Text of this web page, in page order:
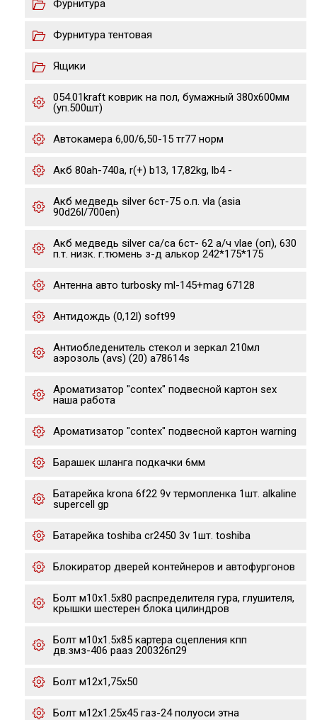
Фурнитура
Фурнитура тентовая
Ящики
054.01kraft коврик на пол, бумажный 380х600мм
(уп.500шт)
Автокамера 6,00/6,50-15 тr77 норм
Акб 80ah-740a, r(+) b13, 17,82kg, lb4 -
Акб медведь silver 6ст-75 о.п. vla (asia
90d26l/700en)
Акб медведь silver ca/ca 6ст- 62 а/ч vlae (оп), 630
п.т. низк. г.тюмень з-д алькор 242*175*175
Антенна авто turbosky ml-145+mag 67128
Антидождь (0,12l) soft99
Антиобледенитель стекол и зеркал 210мл
аэрозоль (avs) (20) a78614s
Ароматизатор "contex" подвесной картон sex
наша работа
Ароматизатор "contex" подвесной картон warning
Барашек шланга подкачки 6мм
Батарейка krona 6f22 9v термопленка 1шт. alkaline
supercell gp
Батарейка toshiba cr2450 3v 1шт. toshiba
Блокиратор дверей контейнеров и автофургонов
Болт м10х1.5х80 распределителя гура, глушителя,
крышки шестерен блока цилиндров
Болт м10х1.5х85 картера сцепления кпп
дв.змз-406 рааз 200326п29
Болт м12х1,75х50
Болт м12х1.25х45 газ-24 полуоси этна